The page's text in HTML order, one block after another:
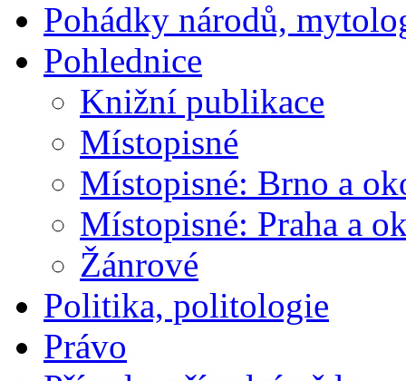
Pohádky národů,
Pohlednice
Knižní publikace
Místopisné
Místopisné: Brno a
Místopisné: Praha a
Žánrové
Politika, politologie
Právo